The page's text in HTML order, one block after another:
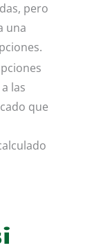
pero
una
las
que